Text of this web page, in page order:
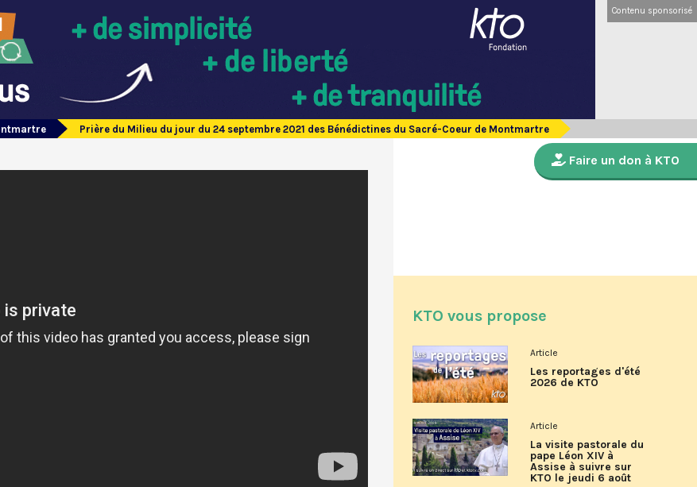
Contenu sponsorisé
Prière du Milieu du jour du 24 septembre 2021 des Bénédictines du Sacré-Coeur de Montmartre
Faire un don à KTO
KTO vous propose
Article
Les reportages d'été
2026 de KTO
Article
La visite pastorale du
pape Léon XIV à
Assise à suivre sur
KTO le jeudi 6 août